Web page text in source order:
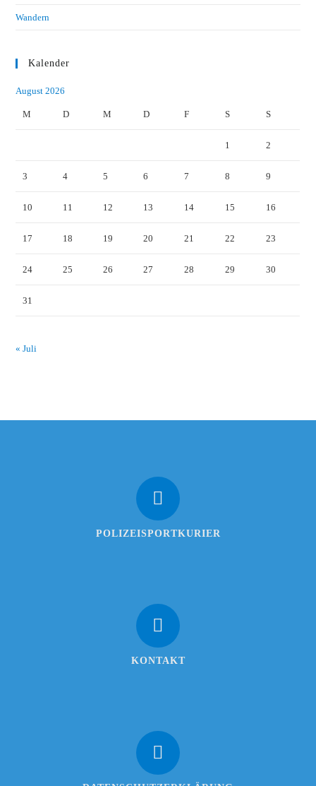
Wandern
Kalender
August 2026
M D M D F S S
1 2
3 4 5 6 7 8 9
10 11 12 13 14 15 16
17 18 19 20 21 22 23
24 25 26 27 28 29 30
31
« Juli
POLIZEISPORTKURIER
KONTAKT